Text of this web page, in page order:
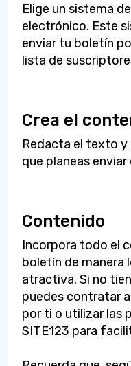
Elige un sistema
electrónico. Este
enviar tu boletín
lista de
Crea el
Redacta el texto
que planeas
Contenido
Incorpora todo el
boletín de manera
atractiva. Si no
puedes contratar
por ti o utilizar las
SITE123 para